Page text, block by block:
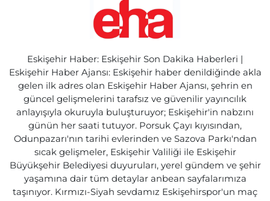
Eskişehir Haber: Eskişehir Son Dakika Haberleri |
Eskişehir Haber Ajansı: Eskişehir haber denildiğinde akla
gelen ilk adres olan Eskişehir Haber Ajansı, şehrin en
güncel gelişmelerini tarafsız ve güvenilir yayıncılık
anlayışıyla okuruyla buluşturuyor; Eskişehir'in nabzını
günün her saati tutuyor. Porsuk Çayı kıyısından,
Odunpazarı'nın tarihi evlerinden ve Sazova Parkı'ndan
sıcak gelişmeler, Eskişehir Valiliği ile Eskişehir
Büyükşehir Belediyesi duyuruları, yerel gündem ve şehir
yaşamına dair tüm detaylar anbean sayfalarımıza
taşınıyor. Kırmızı-Siyah sevdamız Eskişehirspor'un maç